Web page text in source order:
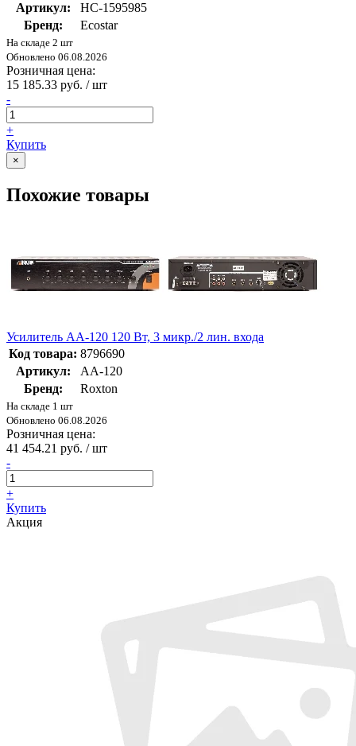
Артикул:
НС-1595985
Бренд:
Ecostar
На складе 2 шт
Обновлено 06.08.2026
Розничная цена:
15 185.33 руб. / шт
-
+
Купить
×
Похожие товары
Усилитель АА-120 120 Вт, 3 микр./2 лин. входа
Код товара: 8796690
Артикул:
AA-120
Бренд:
Roxton
На складе 1 шт
Обновлено 06.08.2026
Розничная цена:
41 454.21 руб. / шт
-
+
Купить
Акция